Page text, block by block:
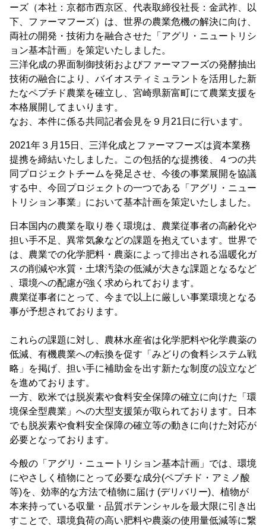
ーズ（本社：京都市西京区、代表取締役社長：金武祚、以
下、ファーマフーズ）は、世界の農業危機の解決に向け、
両社の開発・技術力を融合させた「アグリ・ニュートリシ
ョン基本計画」を策定いたしました。
三洋化成の界面制御技術およびファーマフーズの発酵抽出
技術の融合により、バイオスティミュラントを活用した新
たなペプチド農業を確立し、宮崎県新富町にて農業支援を
本格展開してまいります。
なお、本件に係る共同記者会見を９月21日に行います。
2021年３月15日、三洋化成とファーマフーズは資本業務
提携を締結いたしました。この包括的な提携後、４つの共
同プロジェクトチームを発足させ、今後の事業展開を協議
する中、今回プロジェクトの一つである「アグリ・ニュー
トリション事業」において基本計画を策定いたしました。
日本国内の農業を取り巻く環境は、農業従事者の高齢化や
担い手不足、異常気象などの課題を抱えています。世界で
は、農業での化学肥料・農薬によって排出される温暖化ガ
スの削減や水質・土壌汚染の低減が大きな課題となるなど
、環境への配慮が強く求められております。
農業従事者にとって、今まで以上に厳しい事業環境となる
事が予想されております。
これらの課題に対し、農林水産省は化学肥料や化学農薬の
低減、有機農業への転換を促す「みどりの食料システム戦
略」を掲げ、担い手に補助金を出す新たな制度の設立など
を進めております。
一方、欧米では脱炭素や食料安全保障の確立に向けた「環
境保全型農業」への大型支援策が取られております。日本
でも脱炭素や食料安全保障の確立等の動きに向けた対応が
必要となっております。
今般の「アグリ・ニュートリション基本計画」では、環境
にやさしく植物にとって必要な成分(ペプチド・アミノ酸
等)を、効率的な方法で植物に届け (デリバリー)、植物が
本来持っている収量・品質ポテンシャルを最大限に引き出
すことで、環境負荷の高い肥料や農薬の使用量低減等に繋